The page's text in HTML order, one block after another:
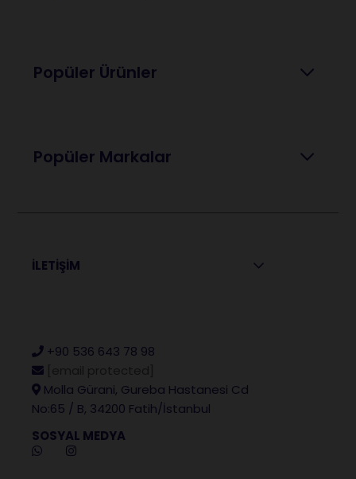
Popüler Ürünler
Popüler Markalar
İLETİŞİM
+90 536 643 78 98
Molla Gürani, Gureba Hastanesi Cd
No:65 / B, 34200 Fatih/İstanbul
SOSYAL MEDYA